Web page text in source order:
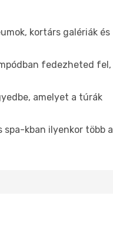
kortárs galériák és
fedezheted fel,
amelyet a túrák
spa-kban ilyenkor több a